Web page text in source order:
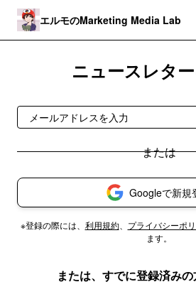
エルモのMarketing Media Lab
ニュースレタ
Googleで新規
※登録の際には、 利用規約、 プライバシーポ
ます。
または、すでに登録済み